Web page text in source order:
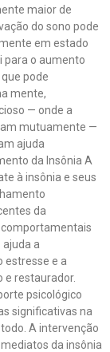
maior de
do sono pode
em estado
para o aumento
pode
mente,
— onde a
mutuamente —
ajuda
da Insônia A
à insônia e seus
da
comportamentais
a
estresse e a
e restaurador.
psicológico
significativas na
A intervenção
da insônia